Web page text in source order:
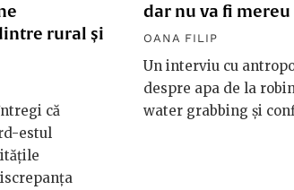
rural și
că
estul
dar nu va fi mereu
OANA FILIP
Un interviu cu
despre apa de la
water grabbing și